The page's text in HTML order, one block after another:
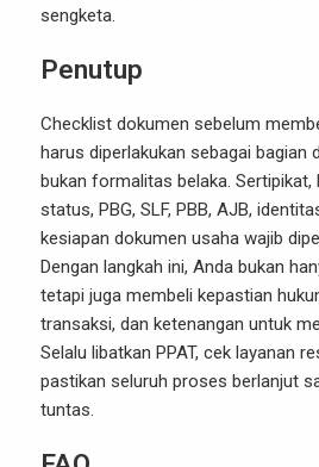
sengketa.
Penutup
Checklist dokumen sebelum
harus diperlakukan sebagai bagian
bukan formalitas belaka. Sertipikat,
status, PBG, SLF, PBB, AJB,
kesiapan dokumen usaha wajib
Dengan langkah ini, Anda bukan
tetapi juga membeli kepastian
transaksi, dan ketenangan untuk
Selalu libatkan PPAT, cek layanan
pastikan seluruh proses berlanjut
tuntas.